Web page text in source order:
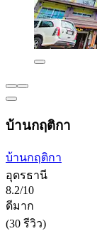
บ้านกฤติกา
บ้านกฤติกา
อุดรธานี
8.2/10
ดีมาก
(30 รีวิว)